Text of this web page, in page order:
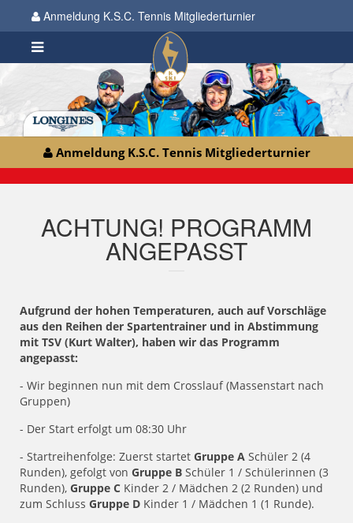
Anmeldung K.S.C. Tennis Mitgliederturnier
Anmeldung K.S.C. Tennis Mitgliederturnier
ACHTUNG! PROGRAMM
ANGEPASST
Aufgrund der hohen Temperaturen, auch auf Vorschläge
aus den Reihen der Spartentrainer und in Abstimmung
mit TSV (Kurt Walter), haben wir das Programm
angepasst:
- Wir beginnen nun mit dem Crosslauf (Massenstart nach
Gruppen)
- Der Start erfolgt um 08:30 Uhr
- Startreihenfolge: Zuerst startet Gruppe A Schüler 2 (4
Runden), gefolgt von Gruppe B Schüler 1 / Schülerinnen (3
Runden), Gruppe C Kinder 2 / Mädchen 2 (2 Runden) und
zum Schluss Gruppe D Kinder 1 / Mädchen 1 (1 Runde).